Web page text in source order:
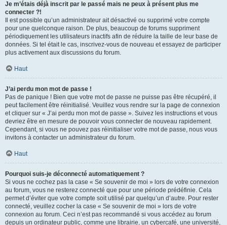
Je m’étais déjà inscrit par le passé mais ne peux à présent plus me
connecter ?!
Il est possible qu’un administrateur ait désactivé ou supprimé votre compte
pour une quelconque raison. De plus, beaucoup de forums suppriment
périodiquement les utilisateurs inactifs afin de réduire la taille de leur base de
données. Si tel était le cas, inscrivez-vous de nouveau et essayez de participer
plus activement aux discussions du forum.
Haut
J’ai perdu mon mot de passe !
Pas de panique ! Bien que votre mot de passe ne puisse pas être récupéré, il
peut facilement être réinitialisé. Veuillez vous rendre sur la page de connexion
et cliquer sur « J’ai perdu mon mot de passe ». Suivez les instructions et vous
devriez être en mesure de pouvoir vous connecter de nouveau rapidement.
Cependant, si vous ne pouvez pas réinitialiser votre mot de passe, nous vous
invitons à contacter un administrateur du forum.
Haut
Pourquoi suis-je déconnecté automatiquement ?
Si vous ne cochez pas la case « Se souvenir de moi » lors de votre connexion
au forum, vous ne resterez connecté que pour une période prédéfinie. Cela
permet d’éviter que votre compte soit utilisé par quelqu’un d’autre. Pour rester
connecté, veuillez cocher la case « Se souvenir de moi » lors de votre
connexion au forum. Ceci n’est pas recommandé si vous accédez au forum
depuis un ordinateur public, comme une librairie, un cybercafé, une université,